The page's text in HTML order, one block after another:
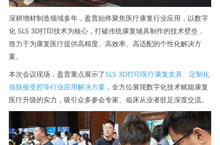
深耕增材制造领域多年，盈普始终聚焦医疗康复行业应用，以数字
化 SLS 3D打印技术为核心，打破传统康复辅具制作的技术壁垒，
致力于为康复医疗提供高精度、高效率、高适配的个性化解决方
案。
本次会议现场，盈普重点展示了SLS 3D打印医疗康复支具、定制化
假肢接受腔等行业应用解决方案 ，全方位展现数字化技术赋能康复
医疗升级的实力，吸引众多参会专家、临床从业者驻足深度交流。